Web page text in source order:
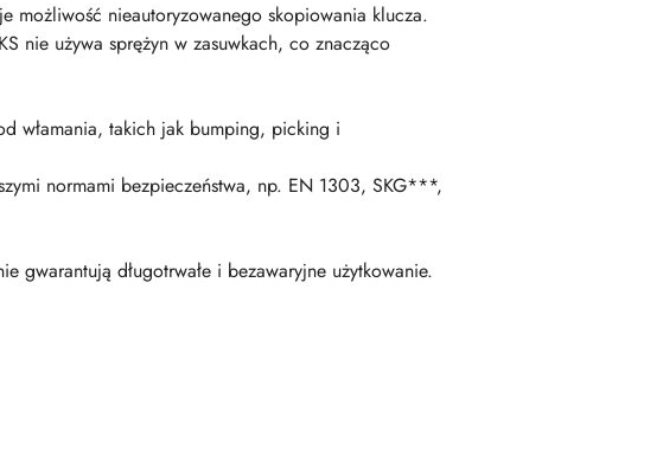
możliwość nieautoryzowanego skopiowania klucza.
nie używa sprężyn w zasuwkach, co znacząco
włamania, takich jak bumping, picking i
normami bezpieczeństwa, np. EN 1303, SKG***,
gwarantują długotrwałe i bezawaryjne użytkowanie.